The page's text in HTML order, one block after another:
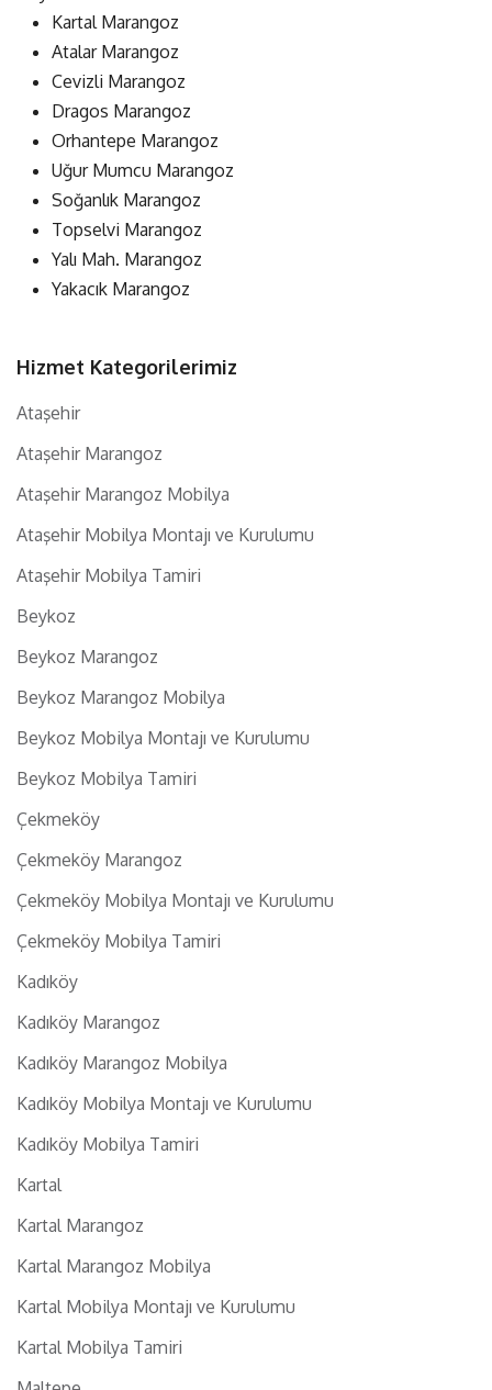
Kartal Marangoz
Atalar Marangoz
Cevizli Marangoz
Dragos Marangoz
Orhantepe Marangoz
Uğur Mumcu Marangoz
Soğanlık Marangoz
Topselvi Marangoz
Yalı Mah. Marangoz
Yakacık Marangoz
Hizmet Kategorilerimiz
Ataşehir
Ataşehir Marangoz
Ataşehir Marangoz Mobilya
Ataşehir Mobilya Montajı ve Kurulumu
Ataşehir Mobilya Tamiri
Beykoz
Beykoz Marangoz
Beykoz Marangoz Mobilya
Beykoz Mobilya Montajı ve Kurulumu
Beykoz Mobilya Tamiri
Çekmeköy
Çekmeköy Marangoz
Çekmeköy Mobilya Montajı ve Kurulumu
Çekmeköy Mobilya Tamiri
Kadıköy
Kadıköy Marangoz
Kadıköy Marangoz Mobilya
Kadıköy Mobilya Montajı ve Kurulumu
Kadıköy Mobilya Tamiri
Kartal
Kartal Marangoz
Kartal Marangoz Mobilya
Kartal Mobilya Montajı ve Kurulumu
Kartal Mobilya Tamiri